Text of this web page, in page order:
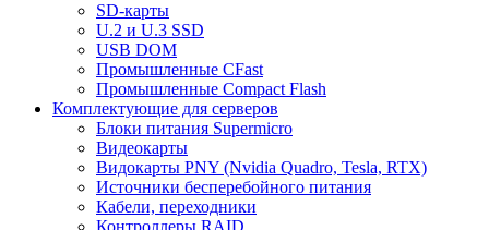
SD-карты
U.2 и U.3 SSD
USB DOM
Промышленные CFast
Промышленные Compact Flash
Комплектующие для серверов
Блоки питания Supermicro
Видеокарты
Видокарты PNY (Nvidia Quadro, Tesla, RTX)
Источники бесперебойного питания
Кабели, переходники
Контроллеры RAID